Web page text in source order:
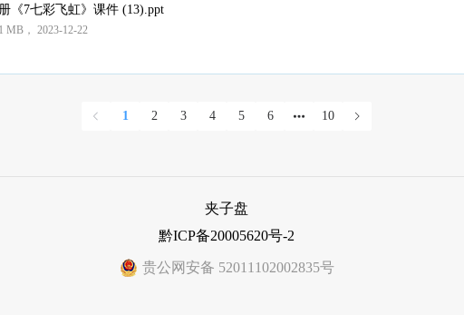
《7七彩飞虹》课件 (13).ppt
MB ， 2023-12-22
1 2 3 4 5 6 10
夹子盘
黔ICP备20005620号-2
贵公网安备 52011102002835号